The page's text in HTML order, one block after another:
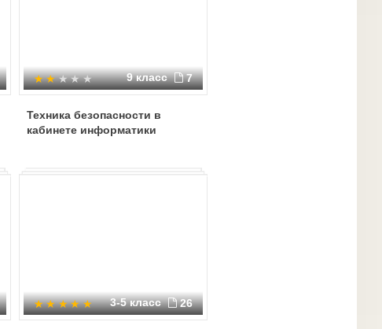
9 класс 7
Техника безопасности в
кабинете информатики
3-5 класс 26